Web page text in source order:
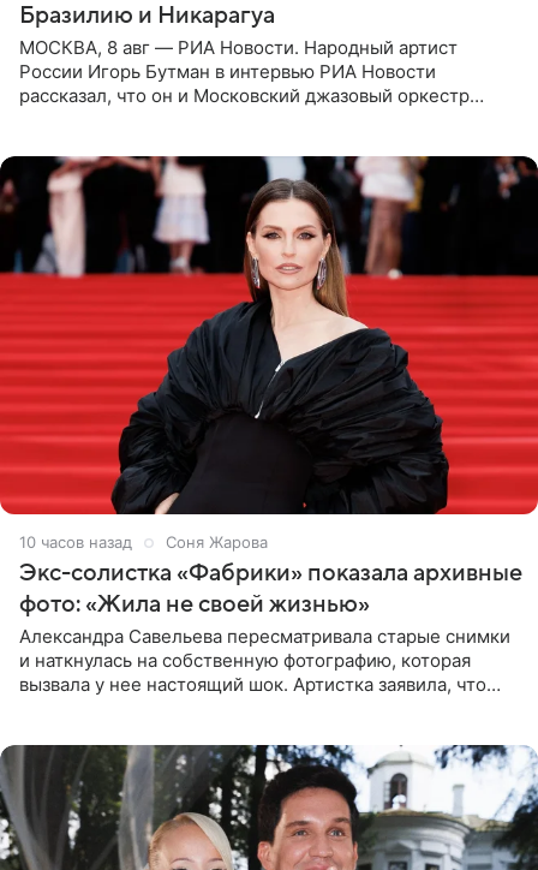
Бразилию и Никарагуа
МОСКВА, 8 авг — РИА Новости. Народный артист
России Игорь Бутман в интервью РИА Новости
рассказал, что он и Московский джазовый оркестр
10 часов назад Соня Жарова
Экс-солистка «Фабрики» показала архивные
фото: «Жила не своей жизнью»
Александра Савельева пересматривала старые снимки
и наткнулась на собственную фотографию, которая
вызвала у нее настоящий шок. Артистка заявила, что